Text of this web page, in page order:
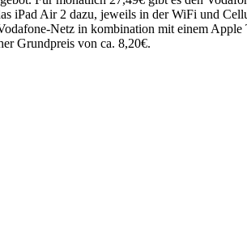
iPad Air 2 dazu, jeweils in der WiFi und
Netz in kombination mit einem
Grundpreis von ca. 8,20€.